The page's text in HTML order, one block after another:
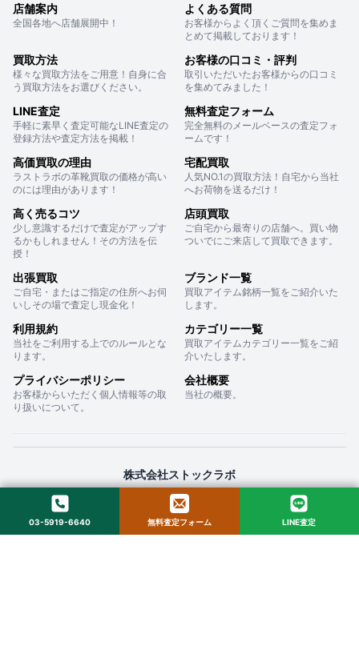
店舗案内
全国各地へ店舗展開中！
よくある質問
お客様からよく頂くご質問を集めま
とめて掲載しております！
買取方法
様々な買取方法をご用意！自身に合
う買取方法をお選びください。
お客様の口コミ・評判
取引いただいたお客様からの口コミ
を集めてみました！
LINE査定
手軽に素早く査定可能なLINE査定の
登録方法や査定方法を掲載！
無料査定フォーム
完全無料のメールベースの査定フォ
ームです！
高価買取の理由
ラストラボの革靴買取の価格が高い
のには理由があります！
宅配買取
人気NO.1の買取方法！自宅から当社
へお荷物を送るだけ！
高く売るコツ
少し意識するだけで査定がアップす
るかもしれません！その方法を伝
授！
店頭買取
ご自宅から最寄りの店舗へ。買い物
ついでにご来店して買取できます。
出張買取
ご自宅・またはご指定の住所へお伺
いしその場で査定し現金化！
ブランド一覧
買取アイテム銘柄一覧をご紹介いた
します。
利用規約
当社をご利用する上でのルールとな
ります。
カテゴリー一覧
買取アイテムカテゴリー一覧をご紹
介いたします。
プライバシーポリシー
お客様からいただく個人情報等の取
り扱いについて。
会社概要
当社の概要。
株式会社ストックラボ
〒160-0022 東京都新宿区新宿２丁目１２−１６ セントフォービル ２０３
© 2025 StockLab. All Rights Reserved.
03-5919-6640 無料査定フォーム LINE査定